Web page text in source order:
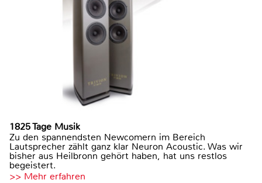
1825 Tage Musik
Zu den spannendsten Newcomern im Bereich
Lautsprecher zählt ganz klar Neuron Acoustic. Was wir
bisher aus Heilbronn gehört haben, hat uns restlos
begeistert.
>> Mehr erfahren